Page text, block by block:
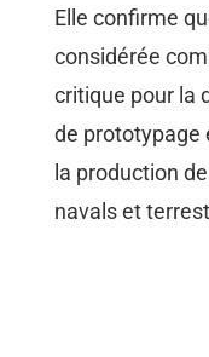
Elle confirme
considérée
critique pour la
de prototypage
la production
navals et